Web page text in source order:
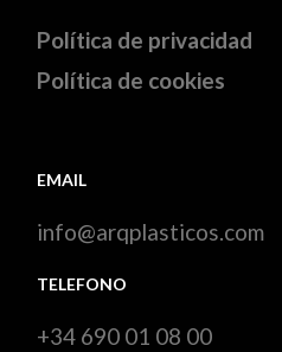
Política de privacidad
Política de cookies
EMAIL
info@arqplasticos.com
TELEFONO
+34 690 01 08 00